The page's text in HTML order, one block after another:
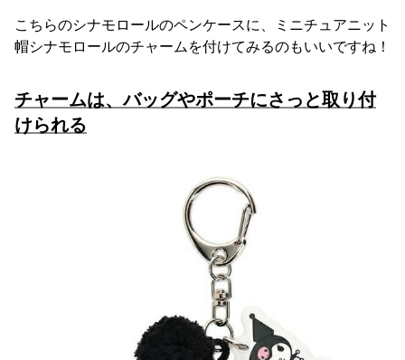
こちらのシナモロールのペンケースに、ミニチュアニット
帽シナモロールのチャームを付けてみるのもいいですね！
チャームは、バッグやポーチにさっと取り付
けられる